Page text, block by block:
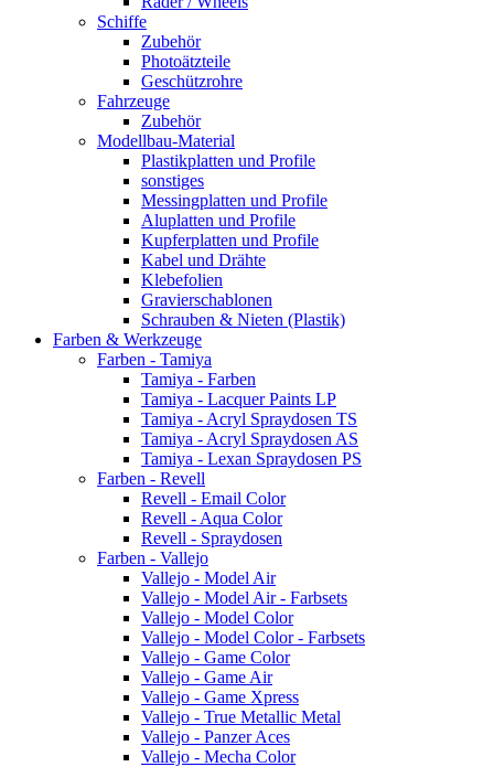
Schiffe
Zubehör
Photoätzteile
Geschützrohre
Fahrzeuge
Zubehör
Modellbau-Material
Plastikplatten und Profile
sonstiges
Messingplatten und Profile
Aluplatten und Profile
Kupferplatten und Profile
Kabel und Drähte
Klebefolien
Gravierschablonen
Schrauben & Nieten (Plastik)
Farben & Werkzeuge
Farben - Tamiya
Tamiya - Farben
Tamiya - Lacquer Paints LP
Tamiya - Acryl Spraydosen TS
Tamiya - Acryl Spraydosen AS
Tamiya - Lexan Spraydosen PS
Farben - Revell
Revell - Email Color
Revell - Aqua Color
Revell - Spraydosen
Farben - Vallejo
Vallejo - Model Air
Vallejo - Model Air - Farbsets
Vallejo - Model Color
Vallejo - Model Color - Farbsets
Vallejo - Game Color
Vallejo - Game Air
Vallejo - Game Xpress
Vallejo - True Metallic Metal
Vallejo - Panzer Aces
Vallejo - Mecha Color